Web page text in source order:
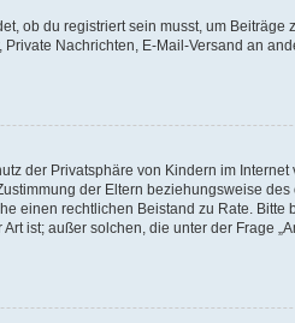
ob du registriert sein musst, um
Nachrichten, E-Mail-Versand an
der Privatsphäre von Kindern im
der Eltern beziehungsweise
einen rechtlichen Beistand zu Rate.
ist; außer solchen, die unter der Frage